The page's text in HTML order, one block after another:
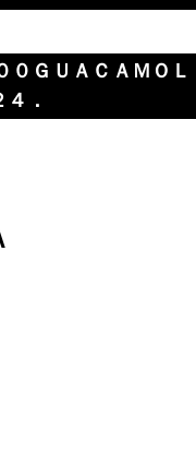
０ＧＵＡＣＡＭＯ
．